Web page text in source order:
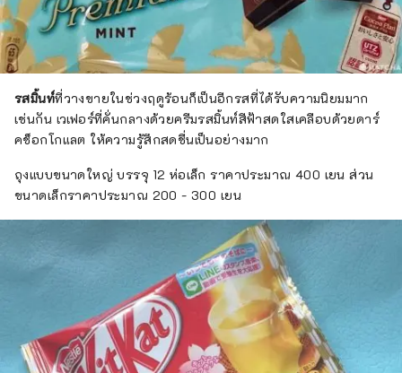
รสมิ้นท์ที่วางขายในช่วงฤดูร้อนก็เป็นอีกรสที่ได้รับความนิยมมาก
เช่นกัน เวเฟอร์ที่คั่นกลางด้วยครีมรสมิ้นท์สีฟ้าสดใสเคลือบด้วยดาร์
คช็อกโกแลต ให้ความรู้สึกสดชื่นเป็นอย่างมาก
ถุงแบบขนาดใหญ่ บรรจุ 12 ห่อเล็ก ราคาประมาณ 400 เยน ส่วน
ขนาดเล็กราคาประมาณ 200 - 300 เยน